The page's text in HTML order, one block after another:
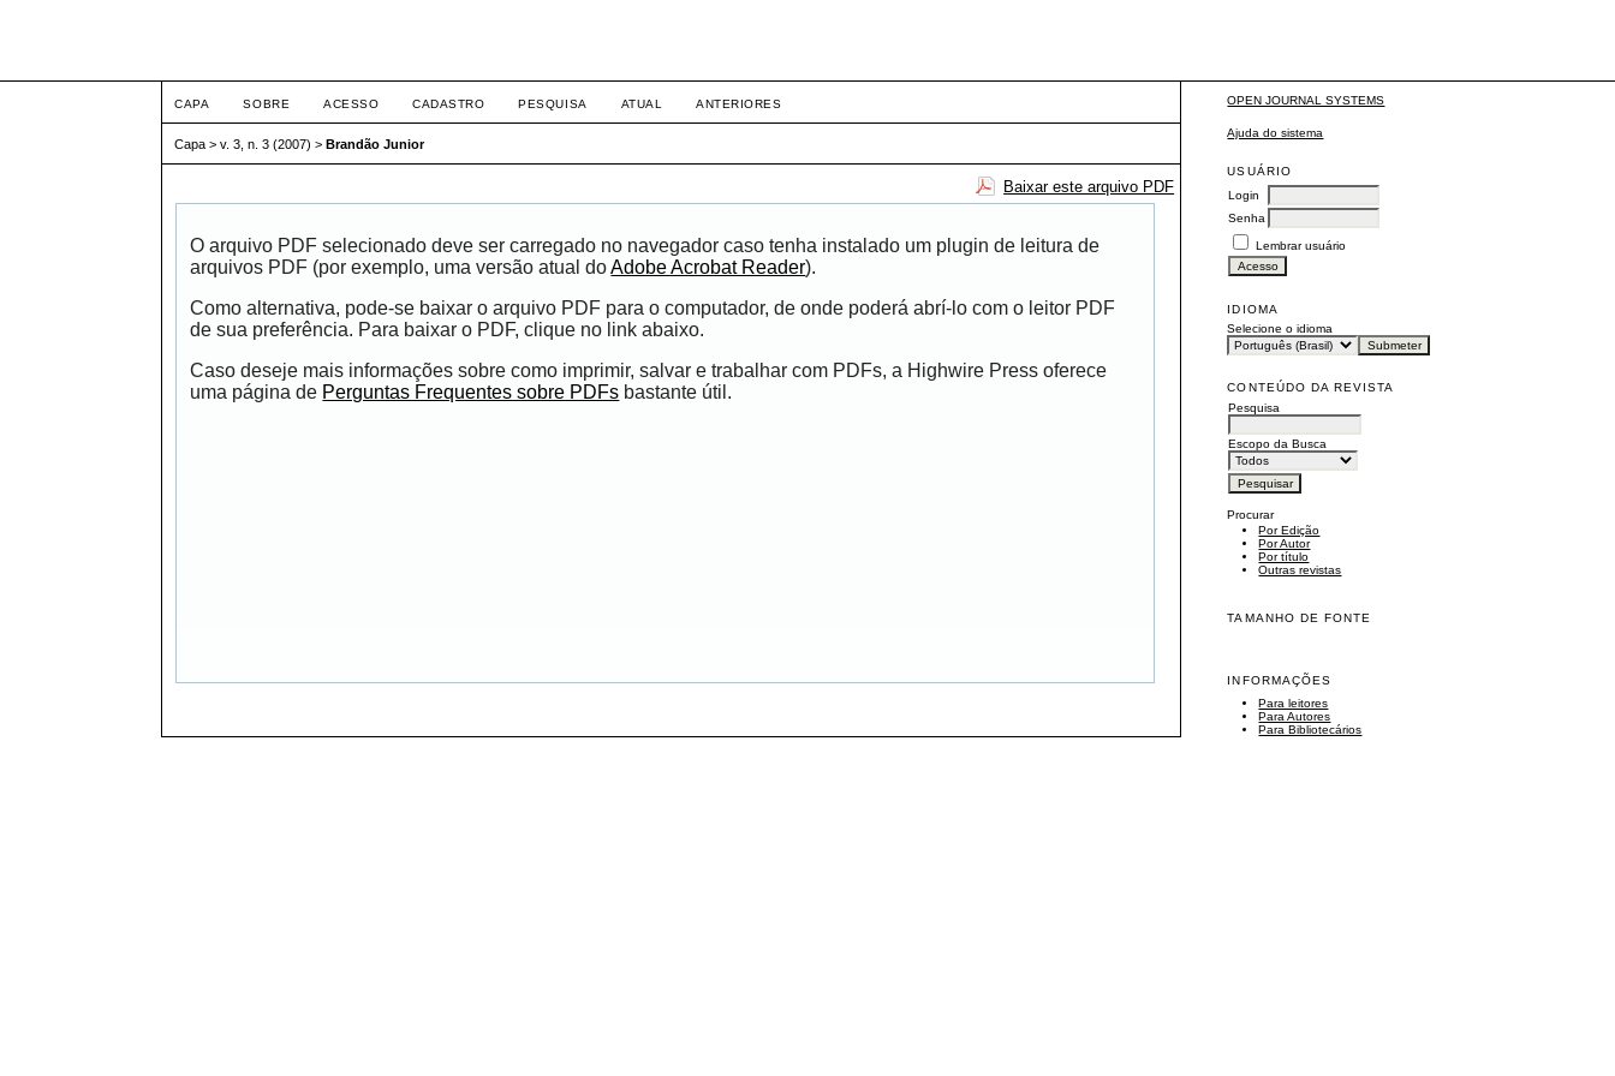
OPEN JOURNAL SYSTEMS
Ajuda do sistema
USUÁRIO
Login
Senha
Lembrar usuário
IDIOMA
Selecione o idioma
CONTEÚDO DA REVISTA
Pesquisa
Escopo da Busca
Procurar
Por Edição
Por Autor
Por título
Outras revistas
TAMANHO DE FONTE
INFORMAÇÕES
Para leitores
Para Autores
Para Bibliotecários
CAPA SOBRE ACESSO CADASTRO PESQUISA ATUAL ANTERIORES
Capa >v. 3, n. 3 (2007) >Brandão Junior
Baixar este arquivo PDF
O arquivo PDF selecionado deve ser carregado no navegador caso tenha instalado um plugin de leitura de
arquivos PDF (por exemplo, uma versão atual doAdobe Acrobat Reader).
Como alternativa, pode-se baixar o arquivo PDF para o computador, de onde poderá abrí-lo com o leitor PDF
de sua preferência. Para baixar o PDF, clique no link abaixo.
Caso deseje mais informações sobre como imprimir, salvar e trabalhar com PDFs, a Highwire Press oferece
uma página de Perguntas Frequentes sobre PDFs bastante útil.